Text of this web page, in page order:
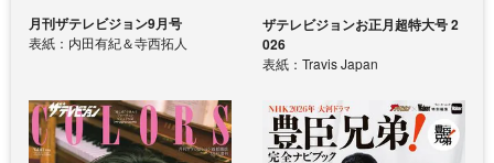
月刊ザテレビジョン9月号
表紙：内田有紀＆寺西拓人
ザテレビジョンお正月超特大号 2
026
表紙：Travis Japan